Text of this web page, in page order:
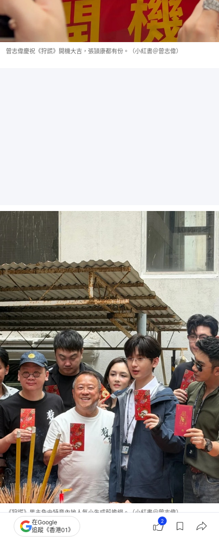
曾志偉慶祝《狩謊》開機大吉，張頴康都有份。（小紅書＠曾志偉）
《狩謊》男主角由特意內地人氣小生成毅擔綱。（小紅書＠曾志偉）
據悉曾志偉將親自出任《狩謊》監製全程統籌，並請
在Google
追蹤《香港01》
2